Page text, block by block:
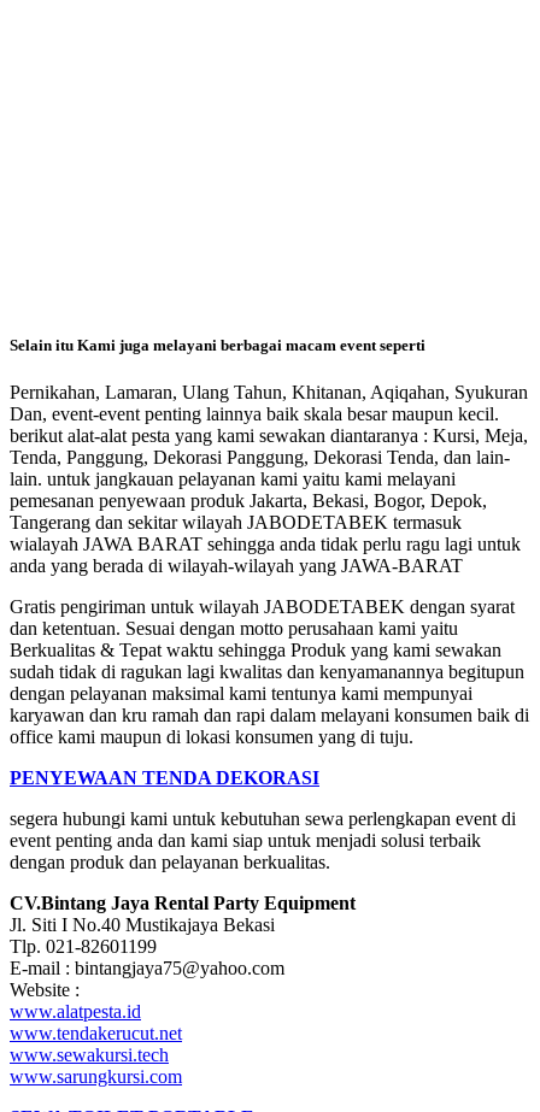
Selain itu Kami juga melayani berbagai macam event seperti
Pernikahan, Lamaran, Ulang Tahun, Khitanan, Aqiqahan, Syukuran
Dan, event-event penting lainnya baik skala besar maupun kecil.
berikut alat-alat pesta yang kami sewakan diantaranya : Kursi, Meja,
Tenda, Panggung, Dekorasi Panggung, Dekorasi Tenda, dan lain-
lain. untuk jangkauan pelayanan kami yaitu kami melayani
pemesanan penyewaan produk Jakarta, Bekasi, Bogor, Depok,
Tangerang dan sekitar wilayah JABODETABEK termasuk
wialayah JAWA BARAT sehingga anda tidak perlu ragu lagi untuk
anda yang berada di wilayah-wilayah yang JAWA-BARAT
Gratis pengiriman untuk wilayah JABODETABEK dengan syarat
dan ketentuan. Sesuai dengan motto perusahaan kami yaitu
Berkualitas & Tepat waktu sehingga Produk yang kami sewakan
sudah tidak di ragukan lagi kwalitas dan kenyamanannya begitupun
dengan pelayanan maksimal kami tentunya kami mempunyai
karyawan dan kru ramah dan rapi dalam melayani konsumen baik di
office kami maupun di lokasi konsumen yang di tuju.
PENYEWAAN TENDA DEKORASI
segera hubungi kami untuk kebutuhan sewa perlengkapan event di
event penting anda dan kami siap untuk menjadi solusi terbaik
dengan produk dan pelayanan berkualitas.
CV.Bintang Jaya Rental Party Equipment
Jl. Siti I No.40 Mustikajaya Bekasi
Tlp. 021-82601199
E-mail : bintangjaya75@yahoo.com
Website :
www.alatpesta.id
www.tendakerucut.net
www.sewakursi.tech
www.sarungkursi.com